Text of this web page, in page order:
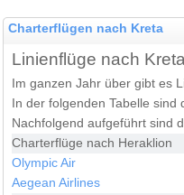
Charterflügen nach Kreta
Linienflüge nach Kreta
Im ganzen Jahr über gibt es
In der folgenden Tabelle
Nachfolgend aufgeführt sind
Charterflüge nach Heraklion
Olympic Air
Aegean Airlines